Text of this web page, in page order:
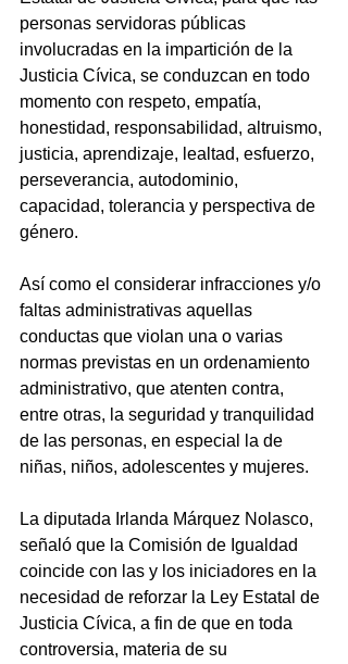
personas servidoras públicas
involucradas en la impartición de la
Justicia Cívica, se conduzcan en todo
momento con respeto, empatía,
honestidad, responsabilidad, altruismo,
justicia, aprendizaje, lealtad, esfuerzo,
perseverancia, autodominio,
capacidad, tolerancia y perspectiva de
género.
Así como el considerar infracciones y/o
faltas administrativas aquellas
conductas que violan una o varias
normas previstas en un ordenamiento
administrativo, que atenten contra,
entre otras, la seguridad y tranquilidad
de las personas, en especial la de
niñas, niños, adolescentes y mujeres.
La diputada Irlanda Márquez Nolasco,
señaló que la Comisión de Igualdad
coincide con las y los iniciadores en la
necesidad de reforzar la Ley Estatal de
Justicia Cívica, a fin de que en toda
controversia, materia de su